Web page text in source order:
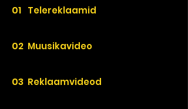
01 Telereklaamid
02 Muusikavideo
03 Reklaamvideod